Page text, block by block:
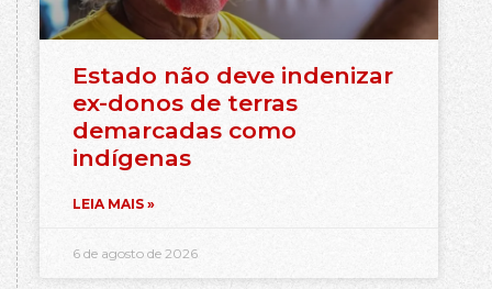
Estado não deve indenizar
ex-donos de terras
demarcadas como
indígenas
LEIA MAIS »
6 de agosto de 2026